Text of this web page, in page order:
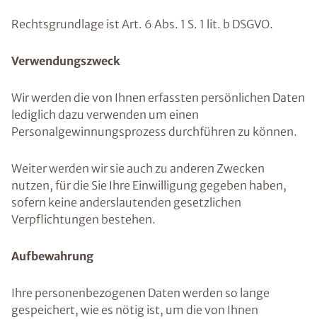
Rechtsgrundlage ist Art. 6 Abs. 1 S. 1 lit. b DSGVO.
Verwendungszweck
Wir werden die von Ihnen erfassten persönlichen Daten
lediglich dazu verwenden um einen
Personalgewinnungsprozess durchführen zu können.
Weiter werden wir sie auch zu anderen Zwecken
nutzen, für die Sie Ihre Einwilligung gegeben haben,
sofern keine anderslautenden gesetzlichen
Verpflichtungen bestehen.
Aufbewahrung
Ihre personenbezogenen Daten werden so lange
gespeichert, wie es nötig ist, um die von Ihnen